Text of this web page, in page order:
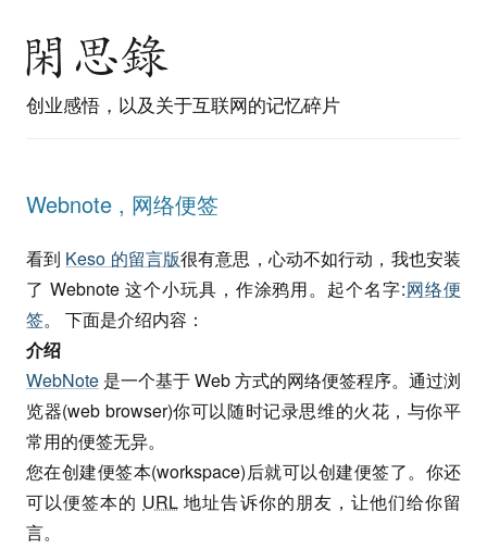
创业感悟，以及关于互联网的记忆碎片
Webnote , 网络便签
看到 Keso 的留言版很有意思，心动不如行动，我也安装
了 Webnote 这个小玩具，作涂鸦用。起个名字:网络便
签。 下面是介绍内容：
介绍
WebNote 是一个基于 Web 方式的网络便签程序。通过浏
览器(web browser)你可以随时记录思维的火花，与你平
常用的便签无异。
您在创建便签本(workspace)后就可以创建便签了。你还
可以便签本的 URL 地址告诉你的朋友，让他们给你留
言。